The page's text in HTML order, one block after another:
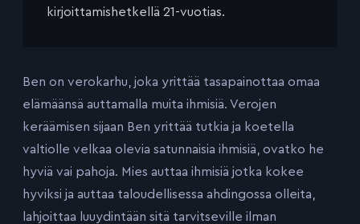
kirjoittamishetkellä 21-vuotias.
Ben on verokarhu, joka yrittää tasapainottaa omaa
elämäänsä auttamalla muita ihmisiä. Verojen
keräämisen sijaan Ben yrittää tutkia ja koetella
valtiolle velkaa olevia satunnaisia ihmisiä, ovatko he
hyviä vai pahoja. Mies auttaa ihmisiä jotka kokee
hyviksi ja auttaa taloudellisessa ahdingossa olleita,
lahjoittaa luuydintään sitä tarvitseville ilman